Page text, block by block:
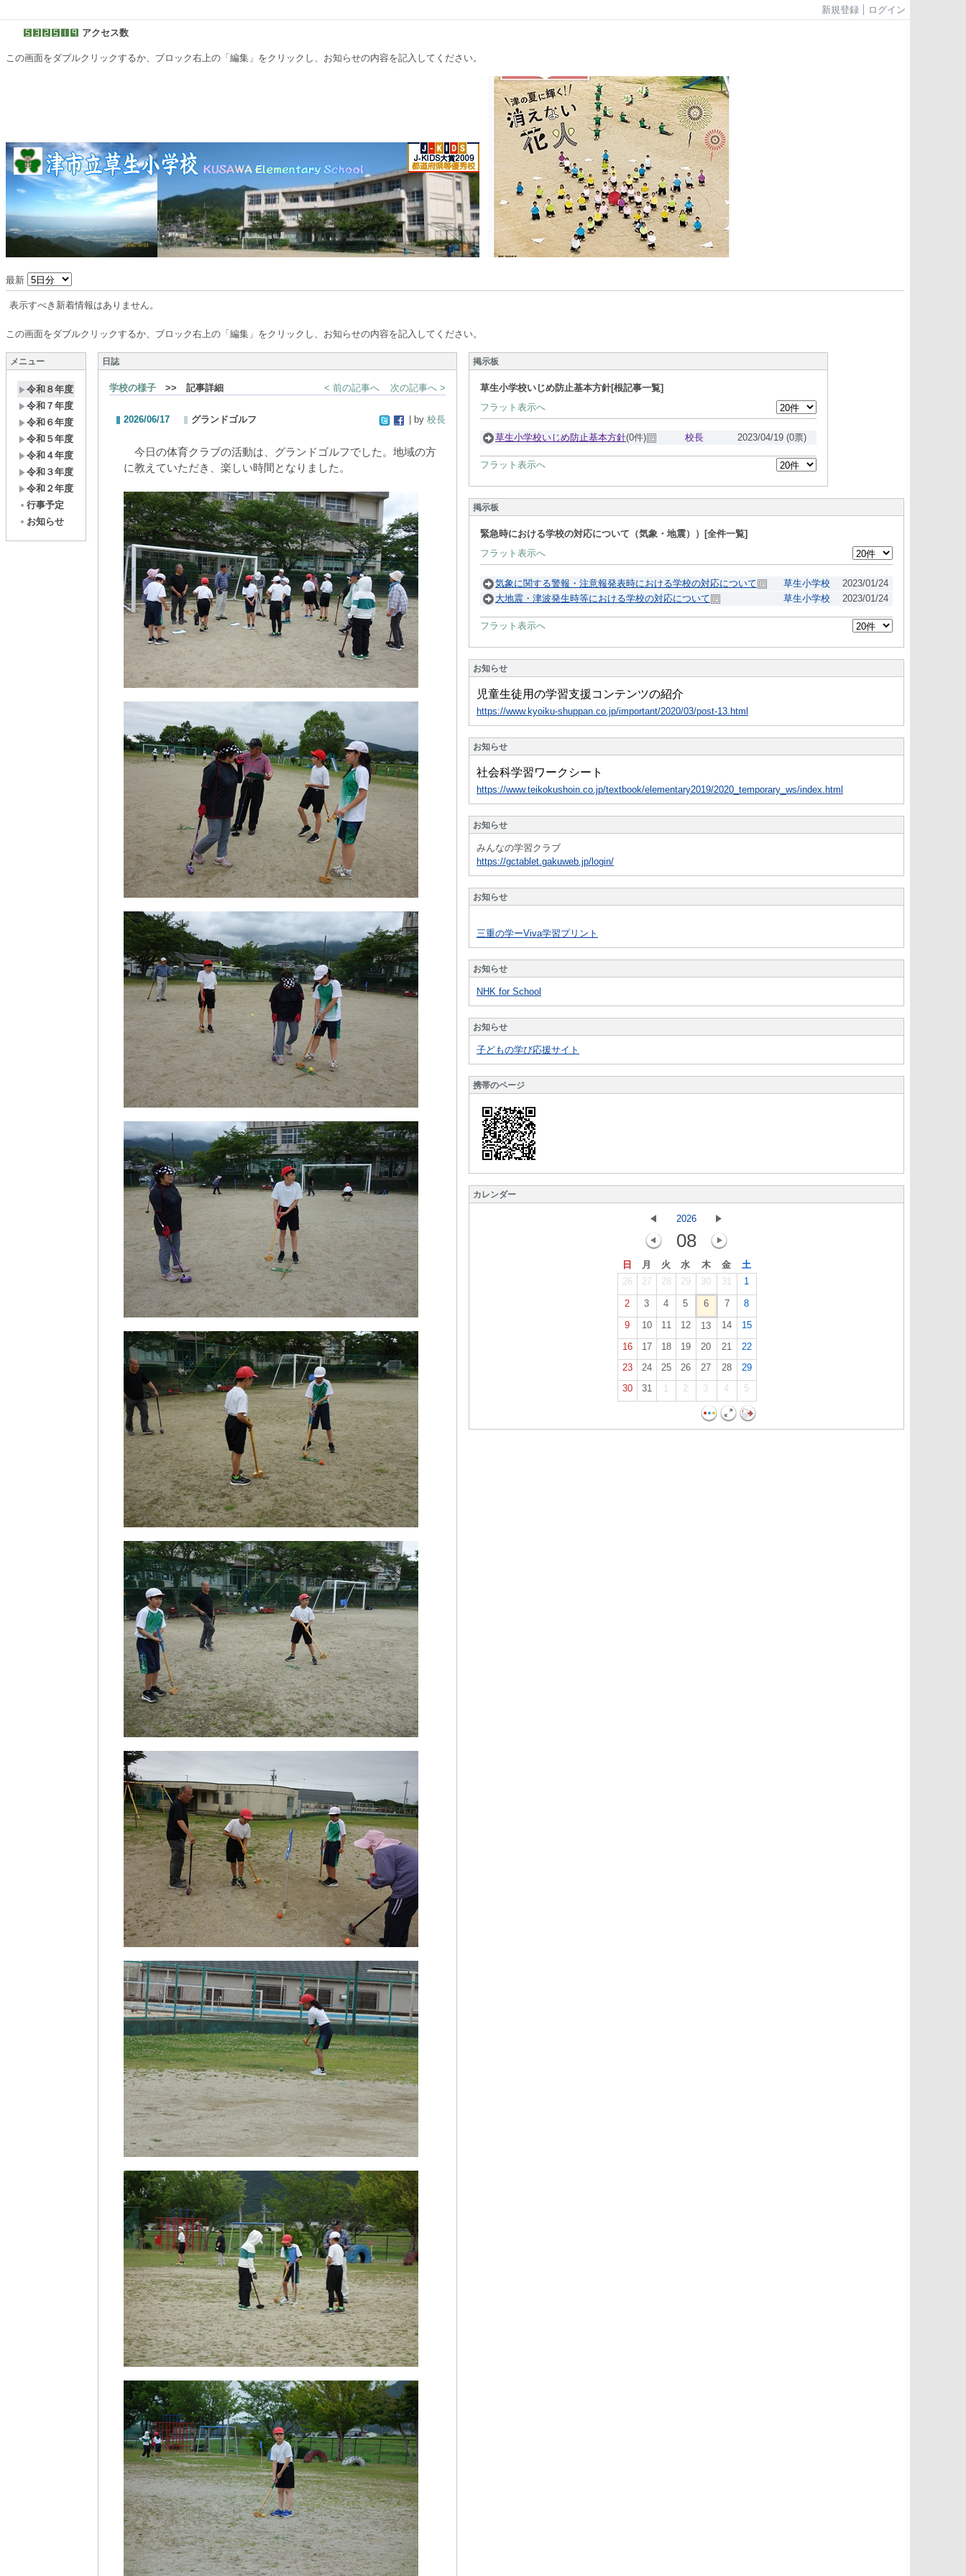
新規登録 ログイン
アクセス数
この画面をダブルクリックするか、ブロック右上の「編集」をクリックし、お知らせの内容を記入してください。
最新
表示すべき新着情報はありません。
この画面をダブルクリックするか、ブロック右上の「編集」をクリックし、お知らせの内容を記入してください。
メニュー
令和８年度
令和７年度
令和６年度
令和５年度
令和４年度
令和３年度
令和２年度
行事予定
お知らせ
日誌
学校の様子 >> 記事詳細 < 前の記事へ 次の記事へ >
2026/06/17 グランドゴルフ | by 校長
今日の体育クラブの活動は、グランドゴルフでした。地域の方
に教えていただき、楽しい時間となりました。
掲示板
草生小学校いじめ防止基本方針[根記事一覧]
フラット表示へ
草生小学校いじめ防止基本方針(0件) 校長 2023/04/19 (0票)
フラット表示へ
掲示板
緊急時における学校の対応について（気象・地震））[全件一覧]
フラット表示へ
気象に関する警報・注意報発表時における学校の対応について 草生小学校
2023/01/24
大地震・津波発生時等における学校の対応について
草生小学校 2023/01/24
フラット表示へ
お知らせ
児童生徒用の学習支援コンテンツの紹介
https://www.kyoiku-shuppan.co.jp/important/2020/03/post-13.html
お知らせ
社会科学習ワークシート
https://www.teikokushoin.co.jp/textbook/elementary2019/2020_temporary_ws/index.html
お知らせ
みんなの学習クラブ
https://gctablet.gakuweb.jp/login/
お知らせ
三重の学ーViva学習プリント
お知らせ
NHK for School
お知らせ
子どもの学び応援サイト
携帯のページ
カレンダー
2026
08
日 月 火 水 木 金
土
26
27 28 29 30 31 1
2 3 4 5 6 7
8
9
10 11 12 13 14
15
16
17 18 19 20 21
22
23
24 25 26 27 28
29
30
31 1 2 3 4 5